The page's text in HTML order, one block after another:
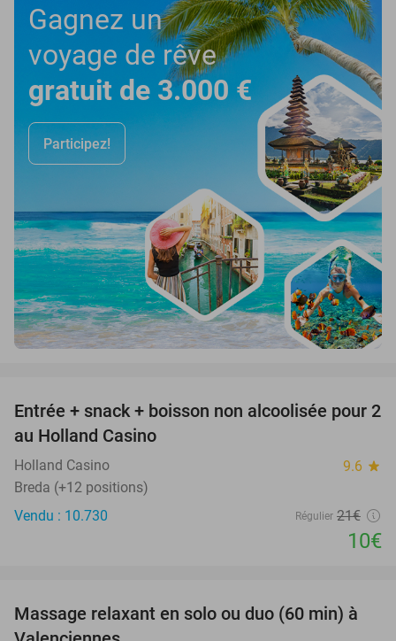
Gagnez un
voyage de rêve
gratuit de 3.000 €
Participez!
52%
Entrée + snack + boisson non alcoolisée pour 2
au Holland Casino
Holland Casino 9.6 star
Breda (+12 positions)
Vendu : 10.730
Régulier 21€
10€
29%
Massage relaxant en solo ou duo (60 min) à